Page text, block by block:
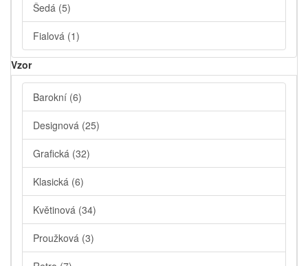
Šedá (5)
Fialová (1)
Vzor
Barokní (6)
Designová (25)
Grafická (32)
Klasická (6)
Květinová (34)
Proužková (3)